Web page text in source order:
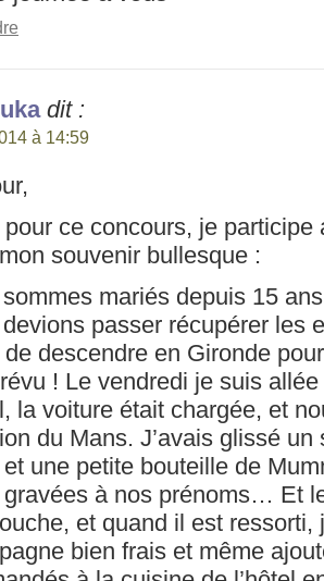
dit :
à 14:59
pour ce concours, je participe
souvenir bullesque :
mariés depuis 15
passer récupérer les
descendre en Gironde
! Le vendredi je suis
la voiture était chargée, et
du Mans. J’avais glissé
une petite bouteille de
à nos prénoms… Et
et quand il est ressorti,
bien frais et même